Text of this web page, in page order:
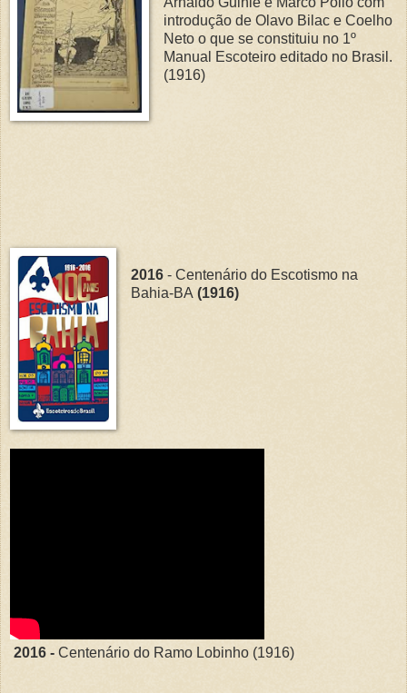
introdução de Olavo Bilac e Coelho
Neto o que se constituiu no 1º
Manual Escoteiro editado no Brasil.
(1916)
2016 - Centenário do Escotismo na
Bahia-BA (1916)
2016 - Centenário do Ramo Lobinho (1916)